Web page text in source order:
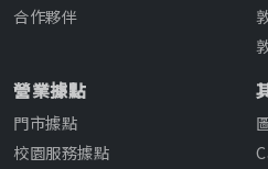
合作夥伴
營業據點
門市據點
校園服務據點